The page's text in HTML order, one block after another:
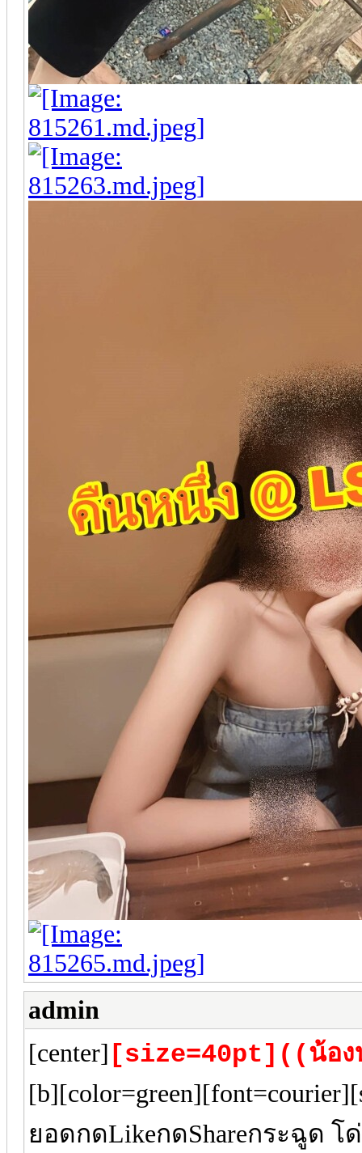
admin
[center] [size=40pt]((น้อ
ยอดกดLikeกดShareกระฉูด